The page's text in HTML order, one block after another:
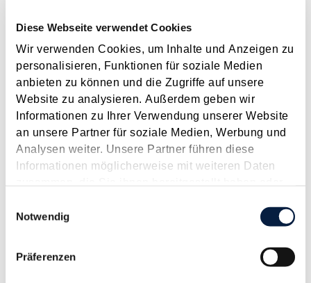
Diese Webseite verwendet Cookies
Wir verwenden Cookies, um Inhalte und Anzeigen zu
personalisieren, Funktionen für soziale Medien
anbieten zu können und die Zugriffe auf unsere
Website zu analysieren. Außerdem geben wir
Informationen zu Ihrer Verwendung unserer Website
an unsere Partner für soziale Medien, Werbung und
Analysen weiter. Unsere Partner führen diese
Informationen möglicherweise mit weiteren Daten
gesammelt haben.
Notwendig
Präferenzen
Steuerliche Vorhaben der neuen Bundesregierung
April 2025
Ende Februar hat die neue Bundesregierung ihr
Regierungsprogramm (2025-2029) präsentiert. Die
steuerlichen Vorhaben und Ziele sind wie erwartet auch von
Einsparungen gekennzeichnet - siehe dazu den Beitrag in
dieser Ausgabe . Darüber hinaus sind auch Erleichterungen,
Erste Budgetsanierungs­maßnahmen beschlossen